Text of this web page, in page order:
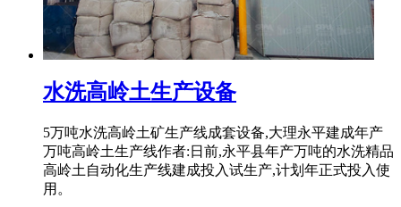
水洗高岭土生产设备
5万吨水洗高岭土矿生产线成套设备,大理永平建成年产
万吨高岭土生产线作者:日前,永平县年产万吨的水洗精品
高岭土自动化生产线建成投入试生产,计划年正式投入使
用。